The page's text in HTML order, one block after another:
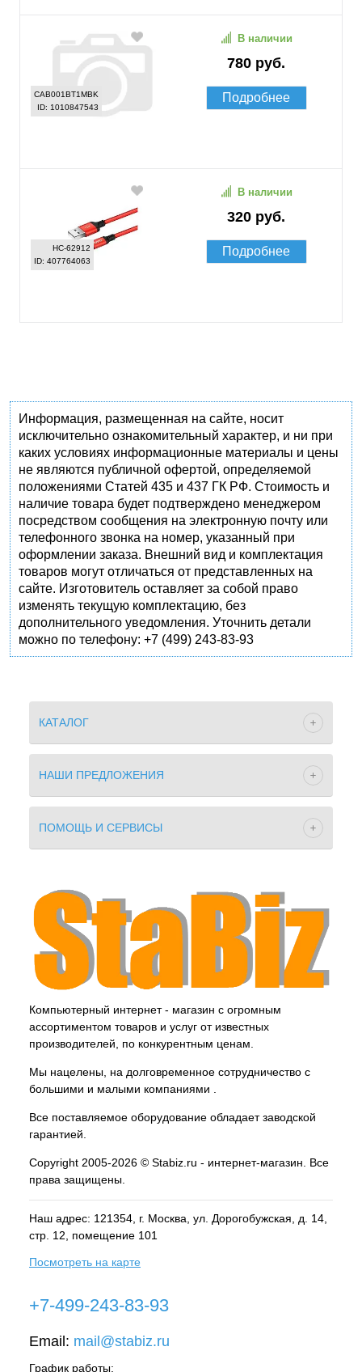
CAB001BT1MBK
ID: 1010847543
780 руб.
В наличии
Подробнее
HC-62912
ID: 407764063
320 руб.
В наличии
Подробнее
Информация, размещенная на сайте, носит
исключительно ознакомительный характер, и ни при
каких условиях информационные материалы и цены
не являются публичной офертой, определяемой
положениями Статей 435 и 437 ГК РФ. Стоимость и
наличие товара будет подтверждено менеджером
посредством сообщения на электронную почту или
телефонного звонка на номер, указанный при
оформлении заказа. Внешний вид и комплектация
товаров могут отличаться от представленных на
сайте. Изготовитель оставляет за собой право
изменять текущую комплектацию, без
дополнительного уведомления. Уточнить детали
можно по телефону: +7 (499) 243-83-93
КАТАЛОГ
НАШИ ПРЕДЛОЖЕНИЯ
ПОМОЩЬ И СЕРВИСЫ
Компьютерный интернет - магазин с огромным
ассортиментом товаров и услуг от известных
производителей, по конкурентным ценам.
Мы нацелены, на долговременное сотрудничество с
большими и малыми компаниями .
Все поставляемое оборудование обладает заводской
гарантией.
Copyright 2005-2026 © Stabiz.ru - интернет-магазин. Все
права защищены.
Наш адрес: 121354, г. Москва , ул. Дорогобужская, д. 14,
стр. 12, помещение 101
Посмотреть на карте
+7-499-243-83-93
Email: mail@stabiz.ru
График работы: